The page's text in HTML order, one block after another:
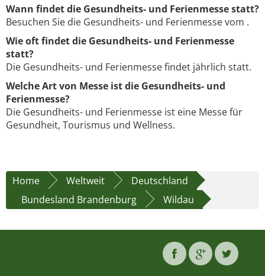
Wann findet die Gesundheits- und Ferienmesse statt?
Besuchen Sie die Gesundheits- und Ferienmesse vom .
Wie oft findet die Gesundheits- und Ferienmesse
statt?
Die Gesundheits- und Ferienmesse findet jährlich statt.
Welche Art von Messe ist die Gesundheits- und
Ferienmesse?
Die Gesundheits- und Ferienmesse ist eine Messe für
Gesundheit, Tourismus und Wellness.
Home Weltweit
Deutschland
Bundesland Brandenburg
Wildau